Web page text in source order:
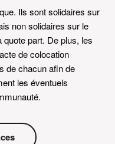
Ils sont solidaires sur
non solidaires sur le
part. De plus, les
de colocation
de chacun afin de
les éventuels